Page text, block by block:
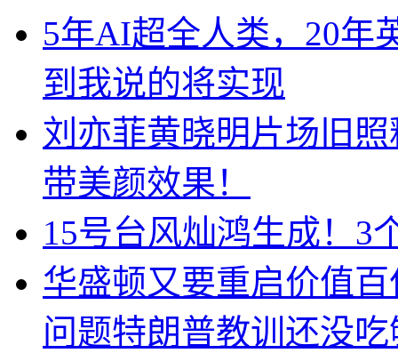
5年AI超全人类，20年
到我说的将实现
刘亦菲黄晓明片场旧
带美颜效果！
15号台风灿鸿生成！3
华盛顿又要重启价值
问题特朗普教训还没吃